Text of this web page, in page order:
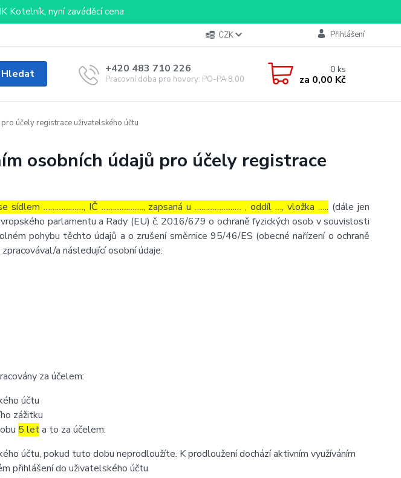
Kotelník, nyní zaváděcí cena
CZK Přihlášení
Hledat +420 483 710 226
Pracovní doba pro hovory: PO-PA 8,00-16,00
0ks
za 0,00 Kč
účely registrace uživatelského účtu
osobních údajů pro účely registrace
sídlem ………………, IČ ………………., zapsaná u ………………… , oddíl …, vložka ….. (dále jen
parlamentu a Rady (EU) č. 2016/679 o ochraně fyzických osob v souvislosti
pohybu těchto údajů a o zrušení směrnice 95/46/ES (obecné nařízení o ochraně
zpracovával/a následující osobní údaje:
za účelem:
účtu
zážitku
5 leta to za účelem:
účtu, pokud tuto dobu neprodloužíte. K prodloužení dochází aktivním využíváním
přihlášení do uživatelského účtu